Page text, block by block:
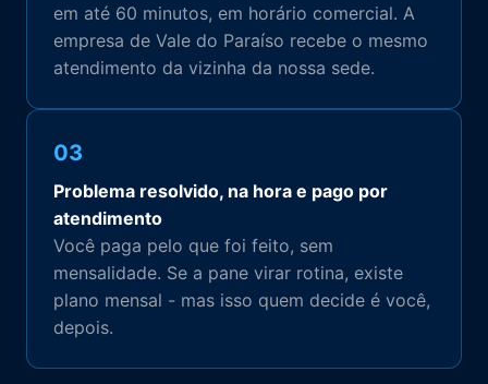
em até 60 minutos, em horário comercial. A
empresa de Vale do Paraíso recebe o mesmo
atendimento da vizinha da nossa sede.
03
Problema resolvido, na hora e pago por
atendimento
Você paga pelo que foi feito, sem
mensalidade. Se a pane virar rotina, existe
plano mensal - mas isso quem decide é você,
depois.